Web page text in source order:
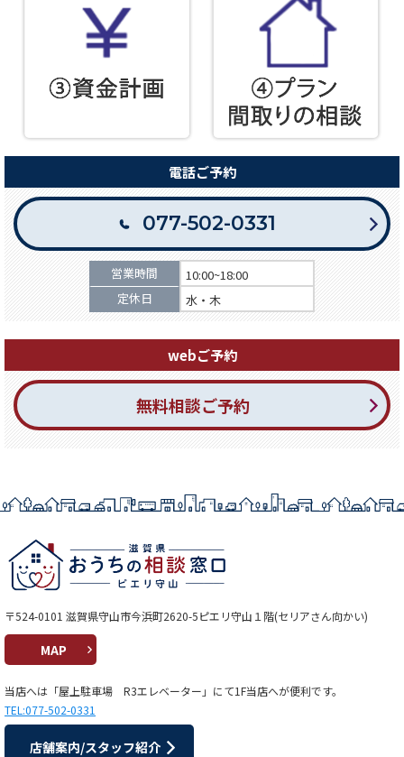
電話ご予約
077-502-0331
営業時間
10:00~18:00
定休日
水・木
webご予約
無料相談ご予約
〒524-0101 滋賀県守山市今浜町2620-5ピエリ守山１階(セリアさん向かい)
MAP
当店へは「屋上駐車場 R3エレベーター」にて1F当店へが便利です。
TEL:077-502-0331
店舗案内/スタッフ紹介